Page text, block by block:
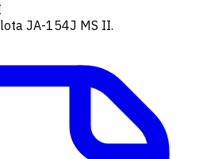
JA-154J MS II.